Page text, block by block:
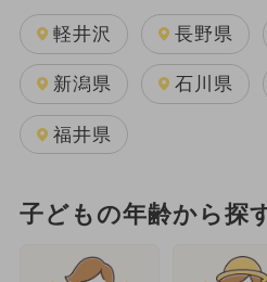
軽井沢 長野県
新潟県 石川県
福井県
子どもの年齢から探